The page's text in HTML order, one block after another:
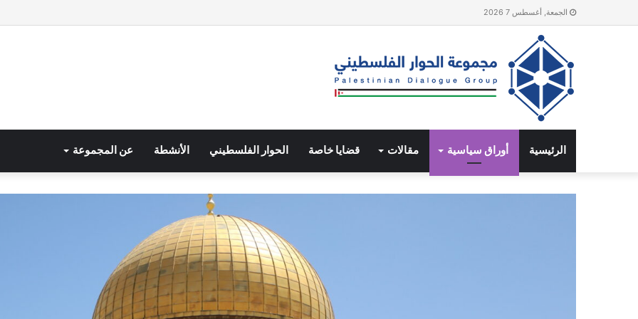
الجمعة, أغسطس 7 2026
الرئيسية أوراق سياسية مقالات قضايا خاصة الحوار الفلسطيني الأنشطة عن المجموعة